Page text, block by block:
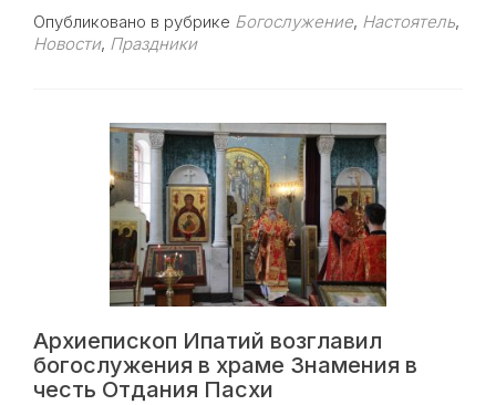
about
состоялись
богослужения
архиерейским
чином
в
честь
праздника
Вознесения
Господня
Опубликовано в рубрике Богослужение, Настоятель,
Новости, Праздники
Архиепископ Ипатий возглавил
богослужения в храме Знамения в
честь Отдания Пасхи